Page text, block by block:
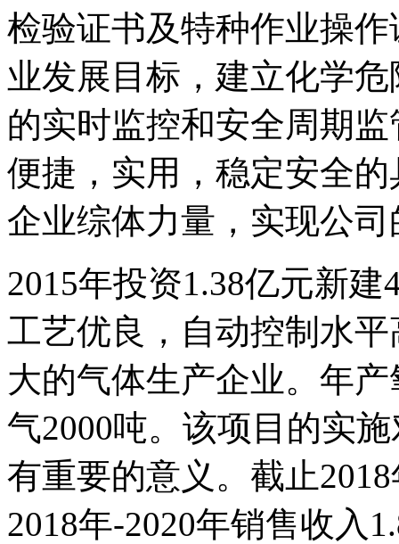
检验证书及特种作业操
业发展目标，建立化学
的实时监控和安全周期
便捷，实用，稳定安全
企业综体力量，实现公
2015年投资1.38亿元新
工艺优良，自动控制水
大的气体生产企业。年
气2000吨。该项目的实
有重要的意义。截止
2018年-2020年销售收入